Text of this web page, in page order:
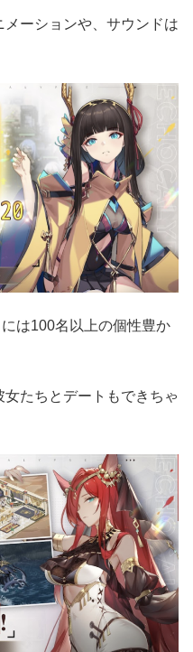
ーションや、サウンドは
は100名以上の個性豊か
たちとデートもできちゃ